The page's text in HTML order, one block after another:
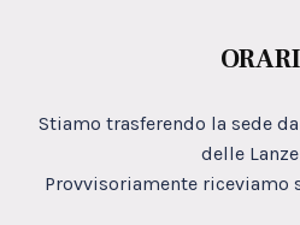
Stiamo trasferendo la sede
delle Lanze
Provvisoriamente riceviamo